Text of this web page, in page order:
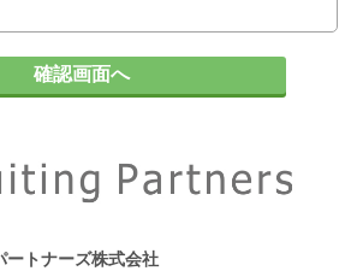
への対応
法令等で認められている場合を除き、個人情
とはありません。
成に必要な範囲内において個人情報の取扱い
ートナーズ株式会社